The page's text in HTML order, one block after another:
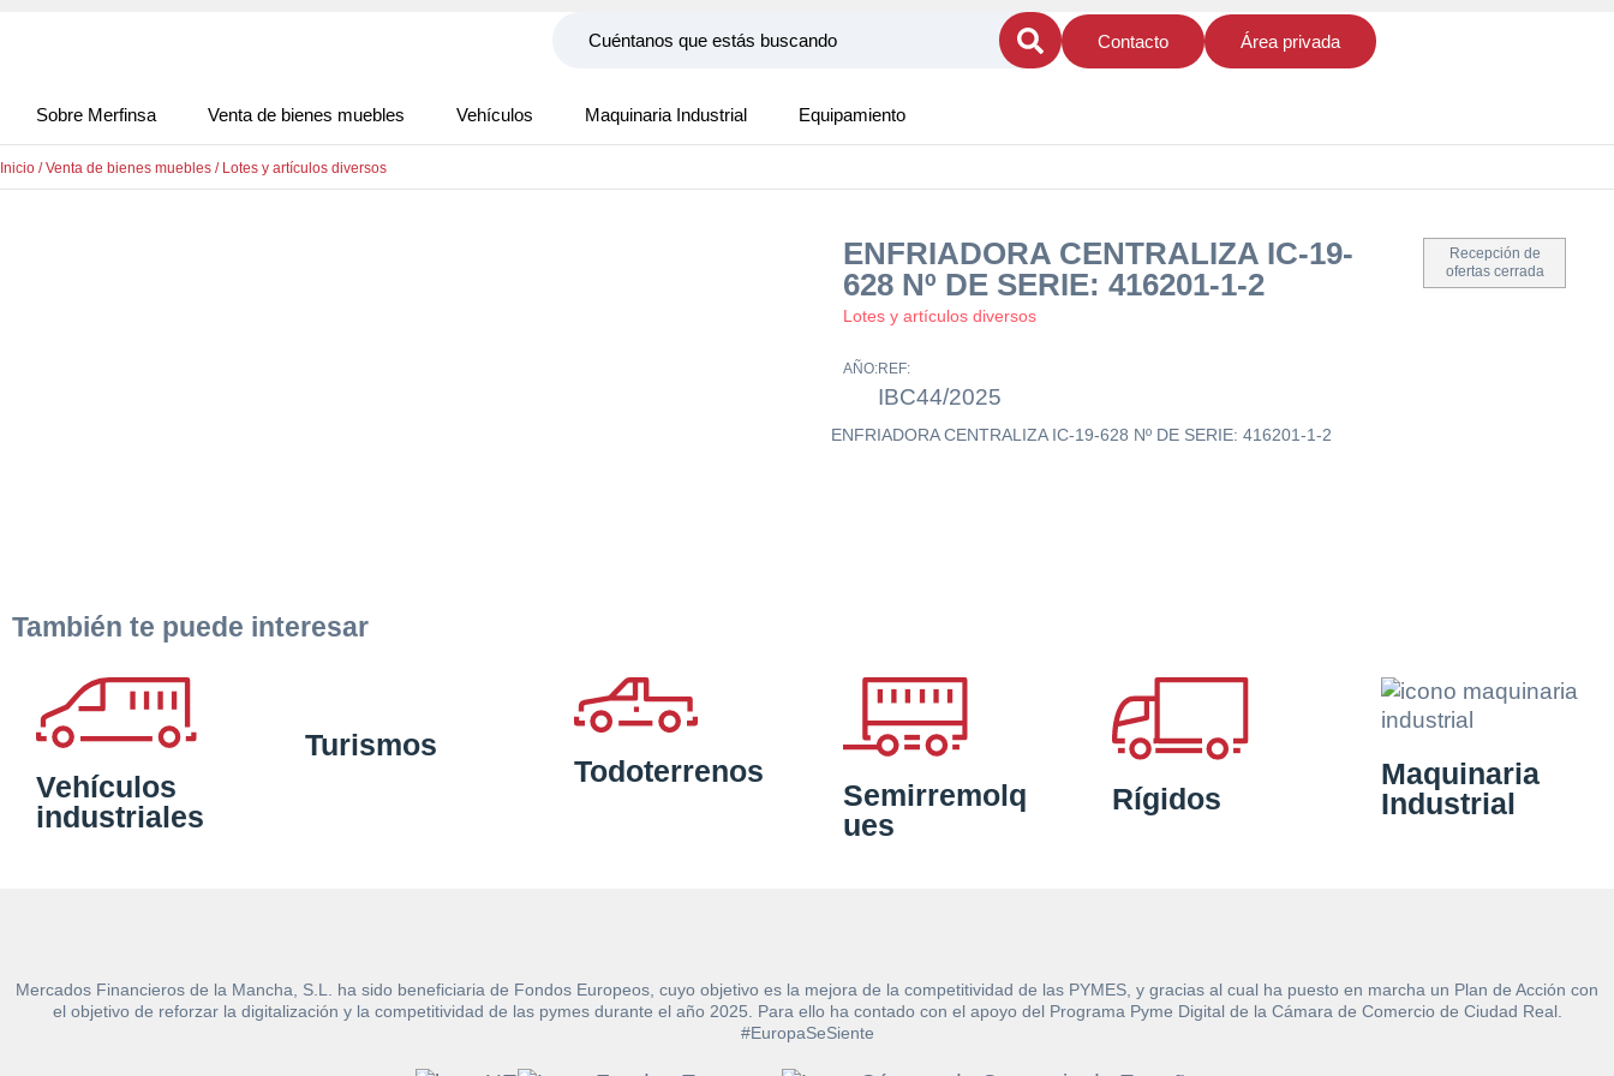
Contacto Área privada
Sobre Merfinsa Venta de bienes muebles Vehículos Maquinaria Industrial Equipamiento
Inicio /Venta de bienes muebles / Lotes y artículos diversos
ENFRIADORA CENTRALIZA IC-19-
628 Nº DE SERIE: 416201-1-2
Lotes y artículos diversos
Recepción de
ofertas cerrada
AÑO:REF:
IBC44/2025
ENFRIADORA CENTRALIZA IC-19-628 Nº DE SERIE: 416201-1-2
También te puede interesar
Vehículos
industriales
Turismos
Todoterrenos
Semirremolq
ues
Rígidos
Maquinaria
Industrial
Mercados Financieros de la Mancha, S.L. ha sido beneficiaria de Fondos Europeos, cuyo objetivo es la mejora de la competitividad de las PYMES, y gracias al cual ha puesto en marcha un Plan de Acción con
el objetivo de reforzar la digitalización y la competitividad de las pymes durante el año 2025. Para ello ha contado con el apoyo del Programa Pyme Digital de la Cámara de Comercio de Ciudad Real.
#EuropaSeSiente